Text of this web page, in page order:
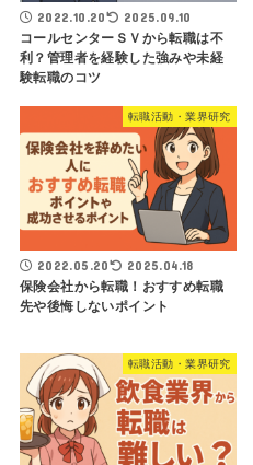
2022.10.20 2025.09.10
コールセンターＳＶから転職は不
利？管理者を経験した強みや未経
験転職のコツ
転職活動・業界研究
2022.05.20 2025.04.18
保険会社から転職！おすすめ転職
先や後悔しないポイント
転職活動・業界研究